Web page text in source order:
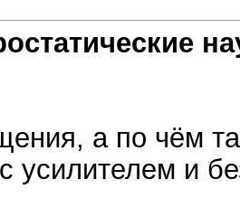
а по чём
усилителем и